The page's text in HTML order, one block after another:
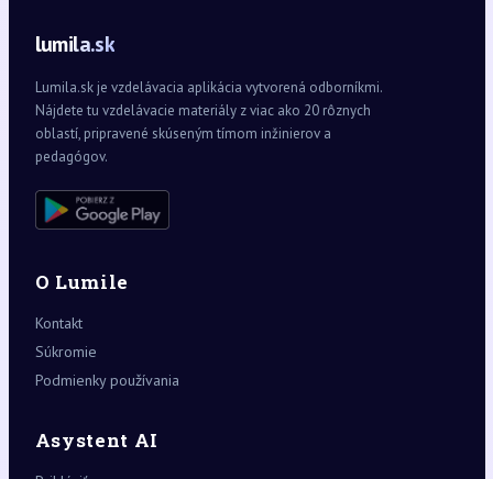
lumila.sk
Lumila.sk je vzdelávacia aplikácia vytvorená odborníkmi.
Nájdete tu vzdelávacie materiály z viac ako 20 rôznych
oblastí, pripravené skúseným tímom inžinierov a
pedagógov.
O Lumile
Kontakt
Súkromie
Podmienky používania
Asystent AI